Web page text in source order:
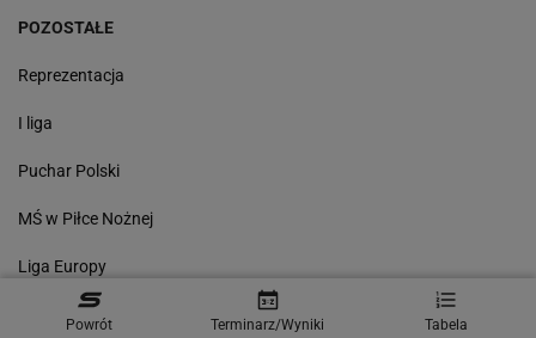
Powrót Terminarz/Wyniki Tabela
POZOSTAŁE
Reprezentacja
I liga
Puchar Polski
MŚ w Piłce Nożnej
Liga Europy